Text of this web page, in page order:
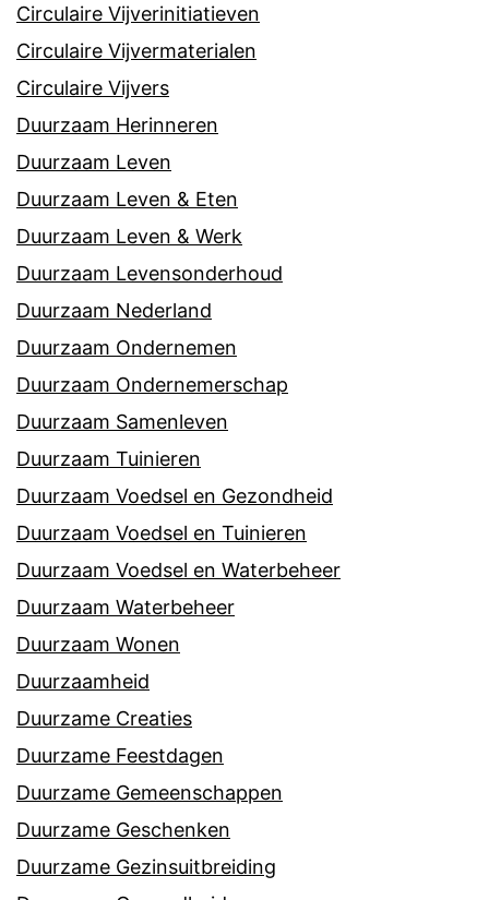
Circulaire Vijverinitiatieven
Circulaire Vijvermaterialen
Circulaire Vijvers
Duurzaam Herinneren
Duurzaam Leven
Duurzaam Leven & Eten
Duurzaam Leven & Werk
Duurzaam Levensonderhoud
Duurzaam Nederland
Duurzaam Ondernemen
Duurzaam Ondernemerschap
Duurzaam Samenleven
Duurzaam Tuinieren
Duurzaam Voedsel en Gezondheid
Duurzaam Voedsel en Tuinieren
Duurzaam Voedsel en Waterbeheer
Duurzaam Waterbeheer
Duurzaam Wonen
Duurzaamheid
Duurzame Creaties
Duurzame Feestdagen
Duurzame Gemeenschappen
Duurzame Geschenken
Duurzame Gezinsuitbreiding